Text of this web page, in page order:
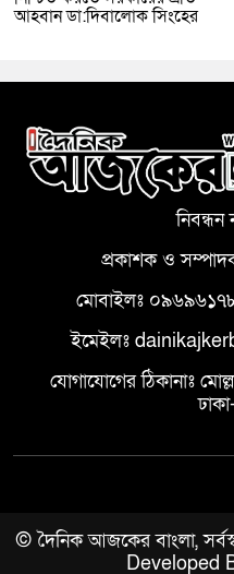
আহবান ডা:দিবালোক সিংহের
নিবন্ধন
প্রকাশক ও
মোবাইলঃ
ইমেইলঃ
যোগাযোগের ঠিকানাঃ
© দৈনিক আজকের বাংলা,
Developed